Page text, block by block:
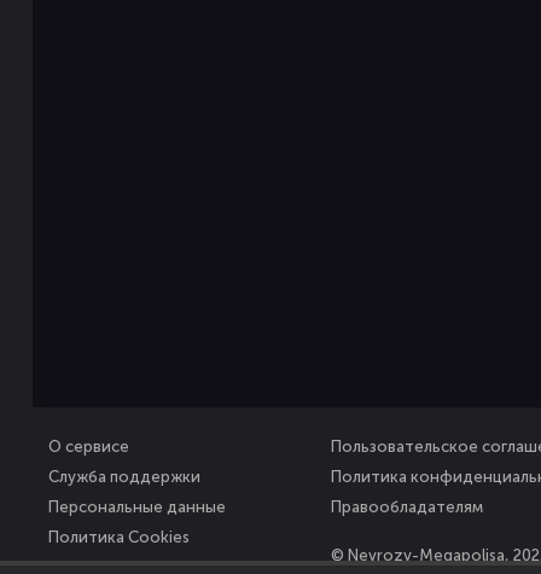
О сервисе
Служба поддержки
Персональные данные
Политика Cookies
Пользовательское
Политика
Правообладателям
© Nevrozy-Megapolisa,